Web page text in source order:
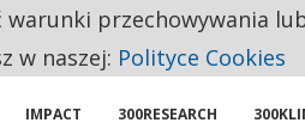
PODSTAWOWE ZAKUPY
IMPACT 300RESEARCH
przechowywania
w naszej: Polityce Cookies